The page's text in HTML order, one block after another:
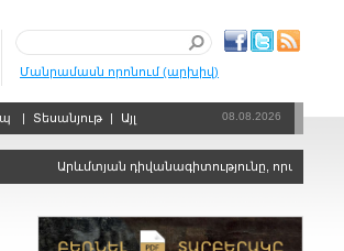
Մանրամասն որոնում (արխիվ)
| Տեսանյութ | Այլ 08.08.2026
Արևմտյան դիվանագիտությունը, որպես